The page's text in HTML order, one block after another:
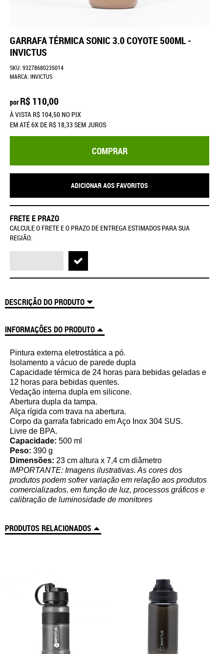
GARRAFA TÉRMICA SONIC 3.0 COYOTE 500ML -
INVICTUS
SKU: 93278680235014
MARCA: INVICTUS
por R$ 110,00
À VISTA R$ 104,50 NO PIX
EM ATÉ6X DE R$ 18,33 SEM JUROS
COMPRAR
ADICIONAR AOS FAVORITOS
FRETE E PRAZO
CALCULE O FRETE E O PRAZO DE ENTREGA ESTIMADOS PARA SUA
REGIÃO:
DESCRIÇÃO DO PRODUTO
INFORMAÇÕES DO PRODUTO
Pintura externa eletrostática a pó.
Isolamento a vácuo de parede dupla
Capacidade térmica de 24 horas para bebidas geladas e
12 horas para bebidas quentes.
Vedação interna dupla em silicone.
Abertura dupla da tampa.
Alça rígida com trava na abertura.
Corpo da garrafa fabricado em Aço Inox 304 SUS.
Livre de BPA.
Capacidade: 500 ml
Peso: 390 g
Dimensões: 23 cm altura x 7,4 cm diâmetro
IMPORTANTE: Imagens ilustrativas. As cores dos
produtos podem sofrer variação em relação aos produtos
comercializados, em função de luz, processos gráficos e
calibração de luminosidade de monitores
PRODUTOS RELACIONADOS